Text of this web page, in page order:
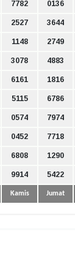
7782 0136
2527 3644
1148 2749
3078 4883
6161 1816
5115 6786
0574 7974
0452 7718
6808 1290
9914 5422
Kamis Jumat